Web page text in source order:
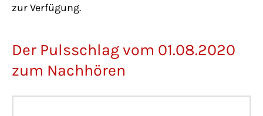
zur Verfügung.
Der Pulsschlag vom 01.08.2020
zum Nachhören